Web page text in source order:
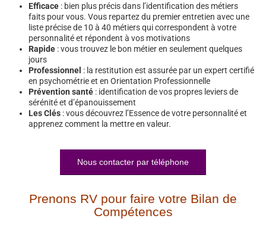
Efficace : bien plus précis dans l’identification des métiers
faits pour vous. Vous repartez du premier entretien avec une
liste précise de 10 à 40 métiers qui correspondent à votre
personnalité et répondent à vos motivations
Rapide : vous trouvez le bon métier en seulement quelques
jours
Professionnel : la restitution est assurée par un expert certifié
en psychométrie et en Orientation Professionnelle
Prévention santé : identification de vos propres leviers de
sérénité et d’épanouissement
Les Clés : vous découvrez l’Essence de votre personnalité et
apprenez comment la mettre en valeur.
Nous contacter par téléphone
Prenons RV pour faire votre Bilan de
Compétences